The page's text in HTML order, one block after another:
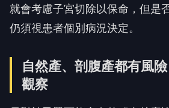
就會考慮子宮切除以保命，但是
仍須視患者個別病況決定。
自然產、剖腹產都有風
觀察